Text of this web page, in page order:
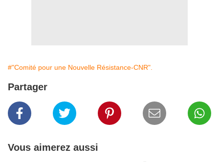
#"Comité pour une Nouvelle Résistance-CNR".
Partager
Vous aimerez aussi